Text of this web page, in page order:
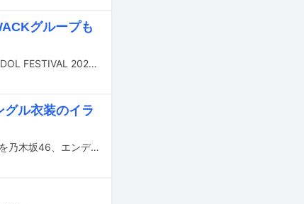
グループも
8月2～4日に東京・お台場の青海周辺エリアで開催されるアイドルフェス「TOKYO IDOL FESTIVAL 2024」の出演者第5弾が発表された。
ル衣装のイラ
今夏に放送予定のテレビアニメ「ATRI -My Dear Moments-」のオープニング主題歌を乃木坂46、エンディング主題歌を22/7が歌唱する。